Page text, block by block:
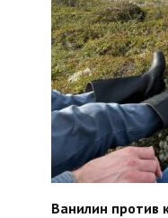
Ванилин против